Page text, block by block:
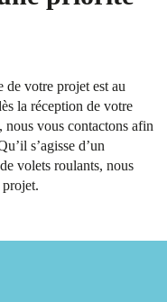
de votre projet est au
la réception de votre
nous vous contactons afin
s’agisse d’un
volets roulants, nous